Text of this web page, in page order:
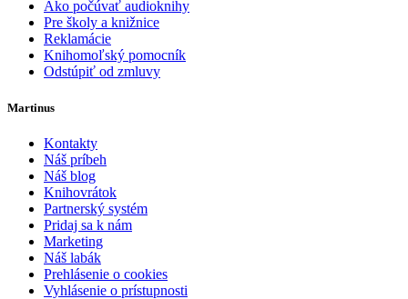
Ako počúvať audioknihy
Pre školy a knižnice
Reklamácie
Knihomoľský pomocník
Odstúpiť od zmluvy
Martinus
Kontakty
Náš príbeh
Náš blog
Knihovrátok
Partnerský systém
Pridaj sa k nám
Marketing
Náš labák
Prehlásenie o cookies
Vyhlásenie o prístupnosti